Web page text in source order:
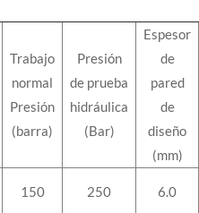
Trabajo
normal
Presión
(barra)
Presión
de prueba
hidráulica
(Bar)
Espesor
de
pared
de
diseño
(mm)
150 250 6.0